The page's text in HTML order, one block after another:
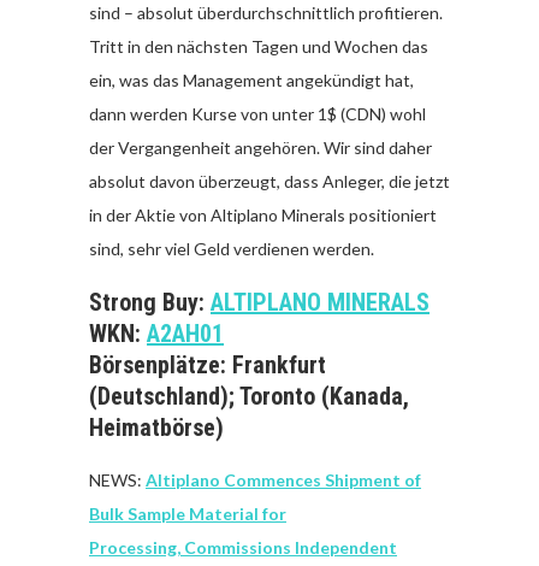
sind – absolut überdurchschnittlich profitieren.
Tritt in den nächsten Tagen und Wochen das
ein, was das Management angekündigt hat,
dann werden Kurse von unter 1$ (CDN) wohl
der Vergangenheit angehören. Wir sind daher
absolut davon überzeugt, dass Anleger, die jetzt
in der Aktie von Altiplano Minerals positioniert
sind, sehr viel Geld verdienen werden.
Strong Buy: ALTIPLANO MINERALS
WKN: A2AH01
Börsenplätze: Frankfurt
(Deutschland); Toronto (Kanada,
Heimatbörse)
NEWS: Altiplano Commences Shipment of
Bulk Sample Material for
Processing, Commissions Independent